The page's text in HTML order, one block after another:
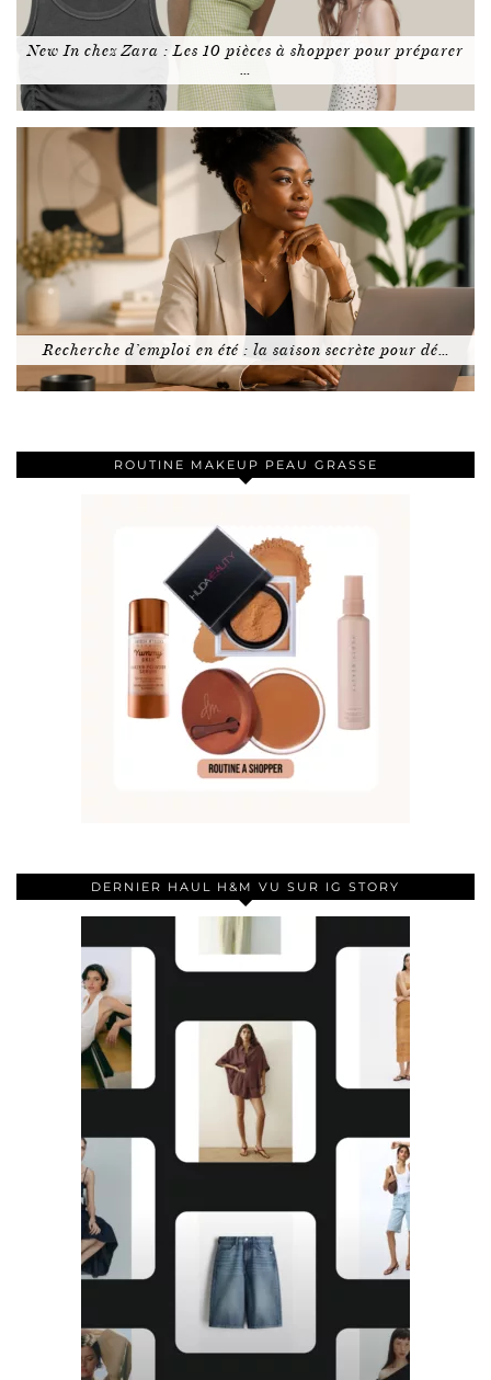
New In chez Zara : Les 10 pièces à shopper pour préparer
…
Recherche d’emploi en été : la saison secrète pour dé…
ROUTINE MAKEUP PEAU GRASSE
DERNIER HAUL H&M VU SUR IG STORY